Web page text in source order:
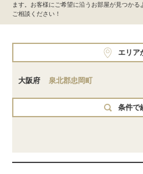
ます。お客様にご希望に沿うお部屋が見つか
ご相談ください！
エリア
大阪府 泉北郡忠岡町
条件で